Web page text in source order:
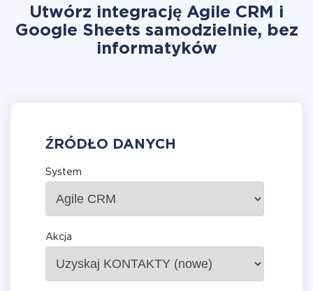
Utwórz integrację Agile CRM i
Google Sheets samodzielnie, bez
informatyków
ŹRÓDŁO DANYCH
System
Akcja